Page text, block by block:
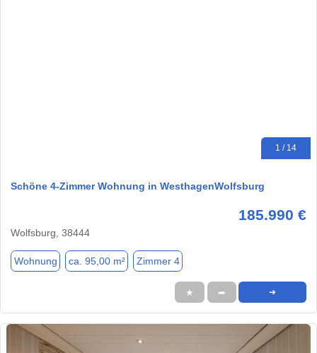
1 / 14
Schöne 4-Zimmer Wohnung in WesthagenWolfsburg
185.990 €
Wolfsburg, 38444
Wohnung ca. 95,00 m² Zimmer 4
★ ➦ ➜